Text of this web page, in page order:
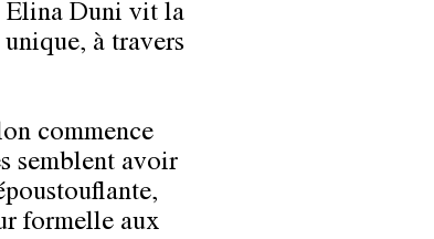
Elina Duni vit la
à travers
commence
semblent avoir
formelle aux